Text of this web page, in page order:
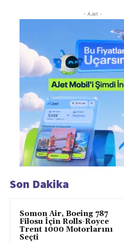
- AJet -
Son Dakika
Somon Air, Boeing 787
Filosu İçin Rolls-Royce
Trent 1000 Motorlarını
Seçti